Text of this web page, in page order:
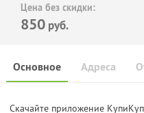
Цена без скидки:
850 руб.
Основное Адреса
Скачайте приложение